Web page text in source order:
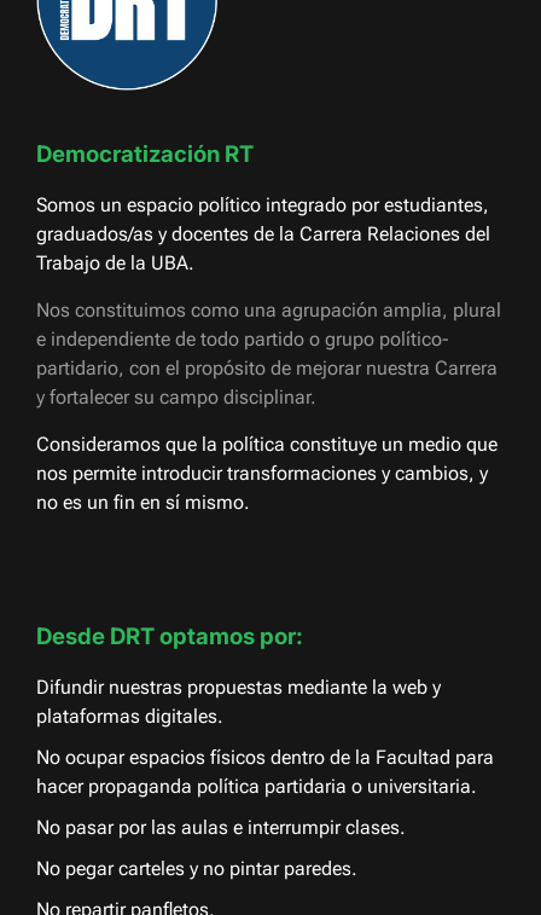
Democratización RT
Somos un espacio político integrado por estudiantes,
graduados/as y docentes de la Carrera Relaciones del
Trabajo de la UBA.
Nos constituimos como una agrupación amplia, plural
e independiente de todo partido o grupo político-
partidario, con el propósito de mejorar nuestra Carrera
y fortalecer su campo disciplinar.
Consideramos que la política constituye un medio que
nos permite introducir transformaciones y cambios, y
no es un fin en sí mismo.
Desde DRT optamos por:
Difundir nuestras propuestas mediante la web y
plataformas digitales.
No ocupar espacios físicos dentro de la Facultad para
hacer propaganda política partidaria o universitaria.
No pasar por las aulas e interrumpir clases.
No pegar carteles y no pintar paredes.
No repartir panfletos.